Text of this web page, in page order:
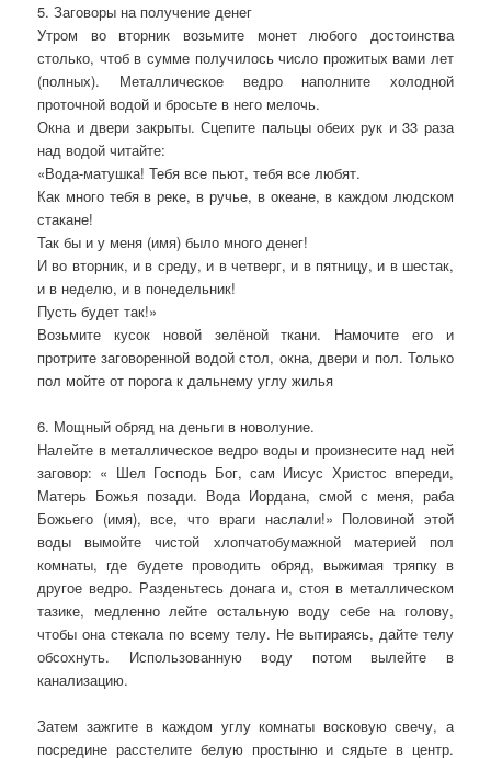
5. Заговоры на получение денег
Утром во вторник возьмите монет любого достоинства
столько, чтоб в сумме получилось число прожитых вами лет
(полных). Металлическое ведро наполните холодной
проточной водой и бросьте в него мелочь.
Окна и двери закрыты. Сцепите пальцы обеих рук и 33 раза
над водой читайте:
«Вода-матушка! Тебя все пьют, тебя все любят.
Как много тебя в реке, в ручье, в океане, в каждом людском
стакане!
Так бы и у меня (имя) было много денег!
И во вторник, и в среду, и в четверг, и в пятницу, и в шестак,
и в неделю, и в понедельник!
Пусть будет так!»
Возьмите кусок новой зелёной ткани. Намочите его и
протрите заговоренной водой стол, окна, двери и пол. Только
пол мойте от порога к дальнему углу жилья
6. Мощный обряд на деньги в новолуние.
Налейте в металлическое ведро воды и произнесите над ней
заговор: « Шел Господь Бог, сам Иисус Христос впереди,
Матерь Божья позади. Вода Иордана, смой с меня, раба
Божьего (имя), все, что враги наслали!» Половиной этой
воды вымойте чистой хлопчатобумажной материей пол
комнаты, где будете проводить обряд, выжимая тряпку в
другое ведро. Разденьтесь донага и, стоя в металлическом
тазике, медленно лейте остальную воду себе на голову,
чтобы она стекала по всему телу. Не вытираясь, дайте телу
обсохнуть. Использованную воду потом вылейте в
канализацию.
Затем зажгите в каждом углу комнаты восковую свечу, а
посредине расстелите белую простыню и сядьте в центр.